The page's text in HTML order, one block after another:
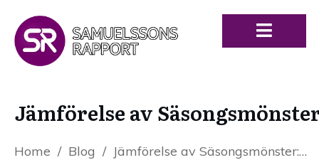
Jämförelse av
Home / Blog / Jämförelse av Säsongsmönster: Sverige vs. Globala Börser